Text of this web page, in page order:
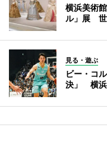
横浜美術
ル」展 世
見る・遊ぶ
ビー・コ
決」 横浜